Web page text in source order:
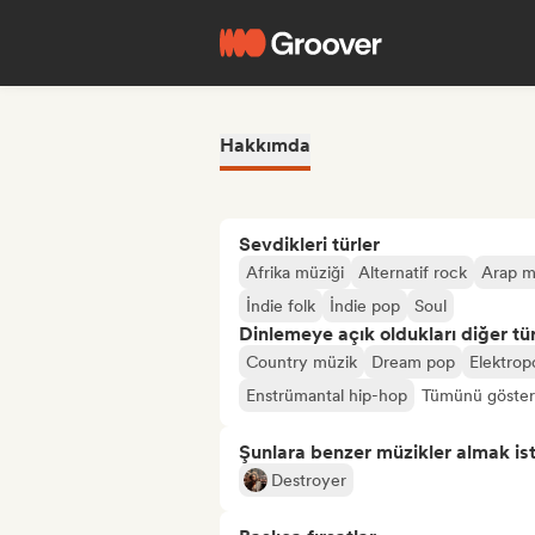
Hakkımda
Sevdikleri türler
Afrika müziği Alternatif rock
Arap
İndie folk
İndie pop Soul
Dinlemeye açık oldukları diğer
Country müzik Dream pop
Enstrümantal hip-hop
Tümünü
Şunlara benzer müzikler almak
Destroyer